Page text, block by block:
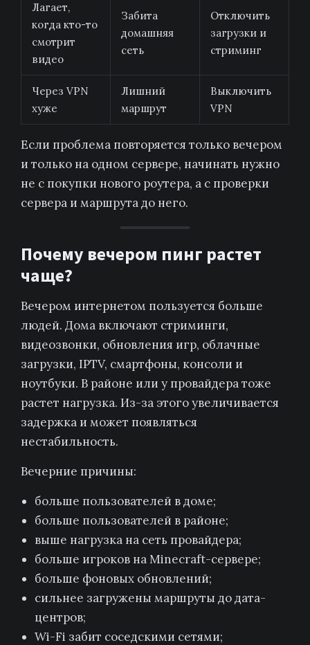
Лагает,
когда кто-то
смотрит
видео
Забита
домашняя
сеть
Отключить
загрузки и
стриминг
Через VPN
хуже
Лишний
маршрут
Выключить
VPN
Если проблема повторяется только вечером
и только на одном сервере, начинать нужно
не с покупки нового роутера, а с проверки
сервера и маршрута до него.
Почему вечером пинг растет
чаще?
Вечером интернетом пользуется больше
людей. Дома включают стриминги,
видеозвонки, обновления игр, облачные
загрузки, IPTV, смартфоны, консоли и
ноутбуки. В районе или у провайдера тоже
растет нагрузка. Из-за этого увеличивается
задержка и может появляться
нестабильность.
Вечерние причины:
больше пользователей в доме;
больше пользователей в районе;
выше нагрузка на сеть провайдера;
больше игроков на Minecraft-сервере;
больше фоновых обновлений;
сильнее загружены маршруты до дата-
центров;
Wi-Fi забит соседскими сетями;